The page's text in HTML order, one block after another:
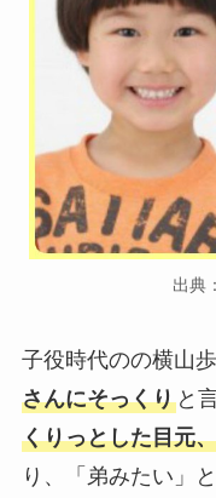
出典：
子役時代のの横山歩
さんにそっくりと
くりっとした目元
り、「弟みたい」と